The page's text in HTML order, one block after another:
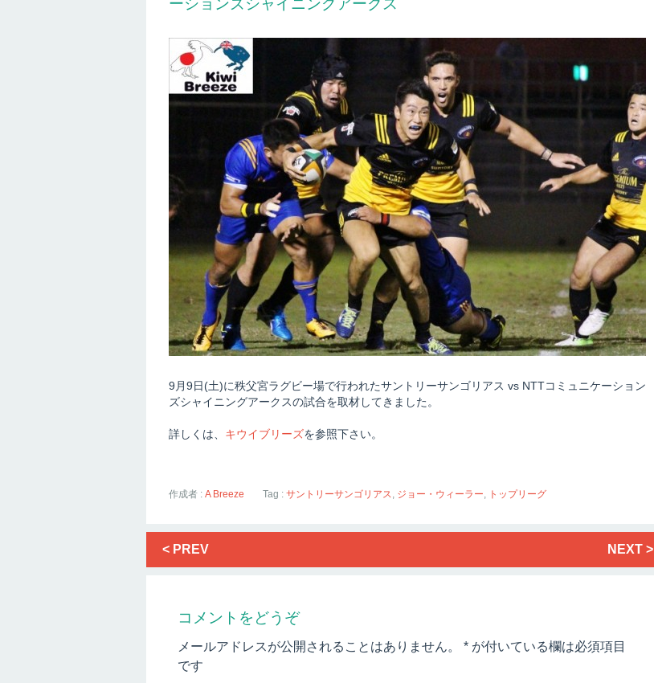
ーションズシャイニングアークス
9月9日(土)に秩父宮ラグビー場で行われたサントリーサンゴリアス vs NTTコミュニケーション
ズシャイニングアークスの試合を取材してきました。
詳しくは、 キウイブリーズを参照下さい。
作成者 : A Breeze Tag :サントリーサンゴリアス ジョー・ウィーラー トップリーグ
< PREV NEXT >
コメントをどうぞ
メールアドレスが公開されることはありません。 * が付いている欄は必須項目
です